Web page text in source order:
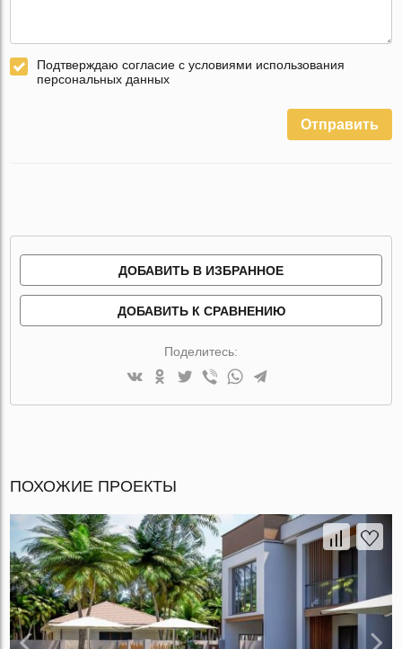
Подтверждаю согласие с условиями использования
персональных данных
Отправить
ДОБАВИТЬ В ИЗБРАННОЕ
ДОБАВИТЬ К СРАВНЕНИЮ
Поделитесь:
ПОХОЖИЕ ПРОЕКТЫ